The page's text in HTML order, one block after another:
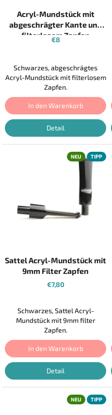
H
g
f
e
r
t
f
k
v
o
Acryl-Mundstück mit
abgeschrägter Kante und
filterlosem Zapfen
€8
Schwarzes, abgeschrägtes
Acryl-Mundstück mit filterlosem
Zapfen.
In den Warenkorb
Detail
NEU TIPP
Sattel Acryl-Mundstück mit
9mm Filter Zapfen
€7,80
Schwarzes, Sattel Acryl-
Mundstück mit 9mm filter
Zapfen.
In den Warenkorb
Detail
NEU TIPP